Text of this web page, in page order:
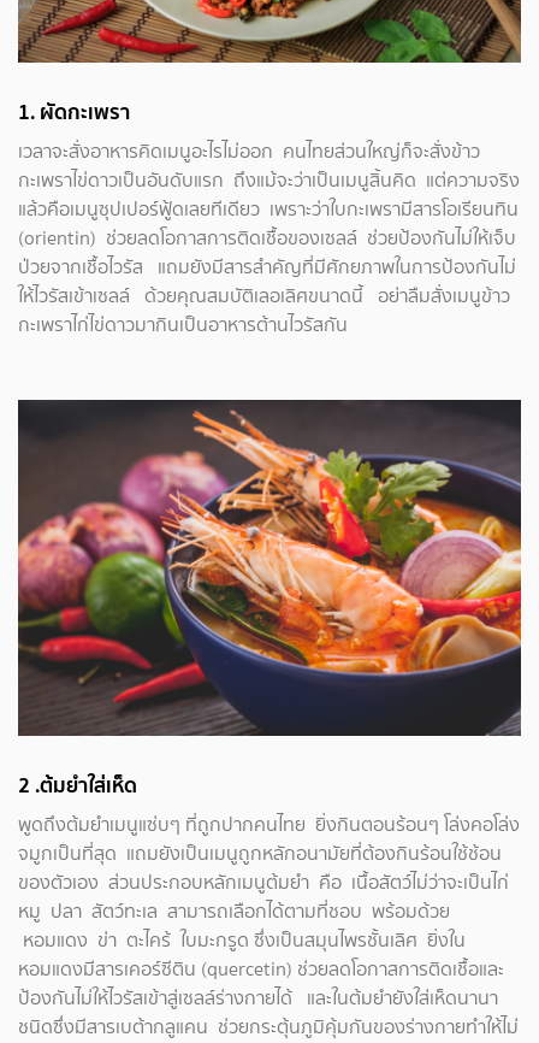
1.ผัดกะเพรา
เวลาจะสั่งอาหารคิดเมนูอะไรไม่ออก คนไทยส่วนใหญ่ก็จะสั่งข้าว
กะเพราไข่ดาวเป็นอันดับแรก ถึงแม้จะว่าเป็นเมนูสิ้นคิด แต่ความจริง
แล้วคือเมนูซุปเปอร์ฟู้ดเลยทีเดียว เพราะว่าใบกะเพรามีสารโอเรียนทิน
(orientin) ช่วยลดโอกาสการติดเชื้อของเซลล์ ช่วยป้องกันไม่ให้เจ็บ
ป่วยจากเชื้อไวรัส แถมยังมีสารสำคัญที่มีศักยภาพในการป้องกันไม่
ให้ไวรัสเข้าเซลล์ ด้วยคุณสมบัติเลอเลิศขนาดนี้ อย่าลืมสั่งเมนูข้าว
กะเพราไก่ไข่ดาวมากินเป็นอาหารต้านไวรัสกัน
2.ต้มยำใส่เห็ด
พูดถึงต้มยำเมนูแซ่บๆ ที่ถูกปากคนไทย ยิ่งกินตอนร้อนๆ โล่งคอโล่ง
จมูกเป็นที่สุด แถมยังเป็นเมนูถูกหลักอนามัยที่ต้องกินร้อนใช้ช้อน
ของตัวเอง ส่วนประกอบหลักเมนูต้มยำ คือ เนื้อสัตว์ไม่ว่าจะเป็นไก่
หมู ปลา สัตว์ทะเล สามารถเลือกได้ตามที่ชอบ พร้อมด้วย
หอมแดง ข่า ตะไคร้ ใบมะกรูด ซึ่งเป็นสมุนไพรชั้นเลิศ ยิ่งใน
หอมแดงมีสารเคอร์ซีติน (quercetin) ช่วยลดโอกาสการติดเชื้อและ
ป้องกันไม่ให้ไวรัสเข้าสู่เซลล์ร่างกายได้ และในต้มยำยังใส่เห็ดนานา
ชนิดซึ่งมีสารเบต้ากลูแคน ช่วยกระตุ้นภูมิคุ้มกันของร่างกายทำให้ไม่